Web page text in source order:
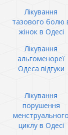
Лікування
тазового болю
жінок в Одесі
Лікування
альгоменореї
Одеса відгуки
Лікування
порушення
менструального
циклу в Одесі